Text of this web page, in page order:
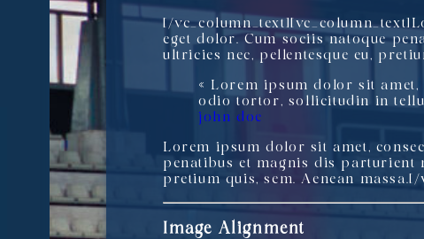
[/
eget dolor. Cum sociis natoque
ultricies nec, pellentesque eu,
« Lorem ipsum dolor sit
odio tortor, sollicitudin in
john doe
Lorem ipsum dolor sit amet,
penatibus et magnis dis parturient
pretium quis, sem. Aenean
Image Alignment